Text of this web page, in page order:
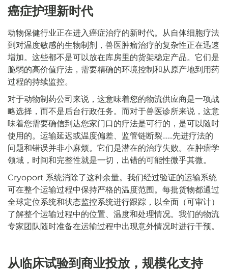
癌症护理新时代
动物保健行业正在进入癌症治疗的新时代。从自体细胞疗法
到对温度敏感的生物制剂，兽医肿瘤治疗的复杂性正在迅速
增加。这些都不是可以放在库房里的货架稳定产品。它们是
脆弱的高价值疗法，需要精确的环境控制和从原产地到用药
过程的持续监控。
对于动物制药公司来说，这意味着您的物流供应商是一项战
略选择，而不是后台行政任务。而对于兽医诊所来说，这意
味着您需要确信到达您家门口的疗法是可行的，是可以随时
使用的。运输延迟或温度偏差、监管链断裂……先进疗法的
问题和错误并非小麻烦。它们是潜在的治疗失败。在肿瘤学
领域，时间和完整性就是一切，出错的可能性微乎其微。
Cryoport 系统消除了这种余量。我们经过验证的运输系统
可在整个运输过程中保持严格的温度范围。每批货物都通过
全球定位系统和状态监控系统进行跟踪，以全面（可审计）
了解整个运输过程中的位置、温度和处理情况。我们的物流
专家团队随时准备在运输过程中出现意外情况时进行干预。
从临床试验到商业投放，规模化支持